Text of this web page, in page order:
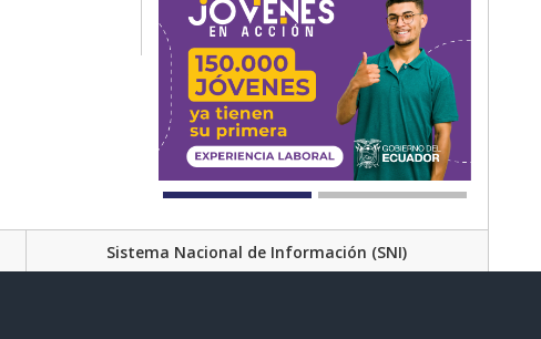
Sistema Nacional de Información (SNI)